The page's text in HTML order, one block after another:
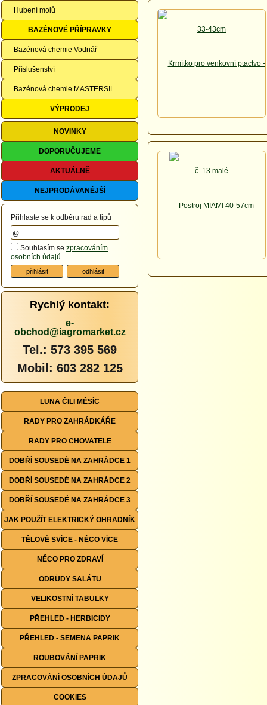
Hubení molů
BAZÉNOVÉ PŘÍPRAVKY
Bazénová chemie Vodnář
Příslušenství
Bazénová chemie MASTERSIL
VÝPRODEJ
NOVINKY
DOPORUČUJEME
AKTUÁLNĚ
NEJPRODÁVANĚJŠÍ
Přihlaste se k odběru rad a tipů
Souhlasím se zpracováním
osobních údajů
Rychlý kontakt:
e-
obchod@iagromarket.cz
Tel.: 573 395 569
Mobil: 603 282 125
LUNA ČILI MĚSÍC
RADY PRO ZAHRÁDKÁŘE
RADY PRO CHOVATELE
DOBŘÍ SOUSEDÉ NA ZAHRÁDCE 1
DOBŘÍ SOUSEDÉ NA ZAHRÁDCE 2
DOBŘÍ SOUSEDÉ NA ZAHRÁDCE 3
JAK POUŽÍT ELEKTRICKÝ OHRADNÍK
TĚLOVÉ SVÍCE - NĚCO VÍCE
NĚCO PRO ZDRAVÍ
ODRŮDY SALÁTU
VELIKOSTNÍ TABULKY
PŘEHLED - HERBICIDY
PŘEHLED - SEMENA PAPRIK
ROUBOVÁNÍ PAPRIK
ZPRACOVÁNÍ OSOBNÍCH ÚDAJŮ
COOKIES